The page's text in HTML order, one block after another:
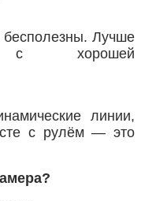
Лучше
с хорошей
линии,
с рулём — это